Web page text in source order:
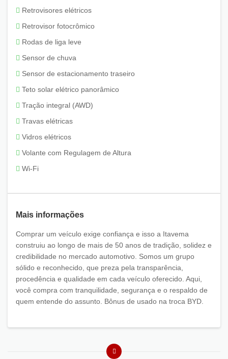
Retrovisores elétricos
Retrovisor fotocrômico
Rodas de liga leve
Sensor de chuva
Sensor de estacionamento traseiro
Teto solar elétrico panorâmico
Tração integral (AWD)
Travas elétricas
Vidros elétricos
Volante com Regulagem de Altura
Wi-Fi
Mais informações
Comprar um veículo exige confiança e isso a Itavema
construiu ao longo de mais de 50 anos de tradição, solidez e
credibilidade no mercado automotivo. Somos um grupo
sólido e reconhecido, que preza pela transparência,
procedência e qualidade em cada veículo oferecido. Aqui,
você compra com tranquilidade, segurança e o respaldo de
quem entende do assunto. Bônus de usado na troca BYD.